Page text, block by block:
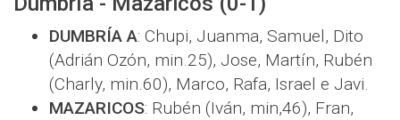
DUMBRÍA A: Chupi, Juanma, Samuel, Dito
(Adrián Ozón, min.25), Jose, Martín, Rubén
(Charly, min.60), Marco, Rafa, Israel e Javi.
MAZARICOS: Rubén (Iván, min,46), Fran,